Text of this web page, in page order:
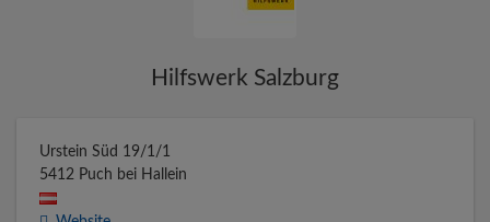
Hilfswerk Salzburg
Urstein Süd 19/1/1
5412 Puch bei Hallein